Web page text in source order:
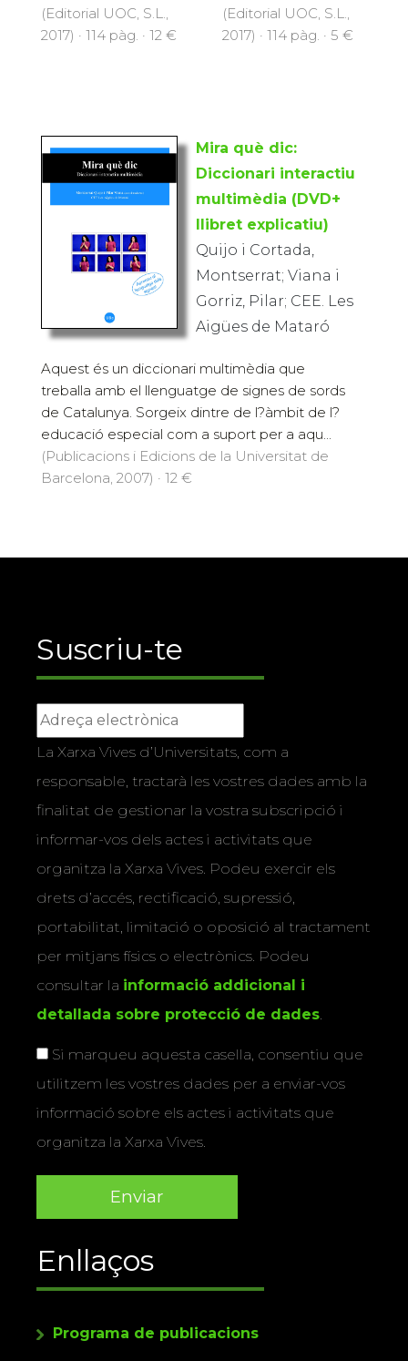
(Editorial UOC, S.L.,
2017) · 114 pàg. · 12 €
(Editorial UOC, S.L.,
2017) · 114 pàg. · 5 €
Mira què dic:
Diccionari interactiu
multimèdia (DVD+
llibret explicatiu)
Quijo i Cortada,
Montserrat; Viana i
Gorriz, Pilar; CEE. Les
Aigües de Mataró
Aquest és un diccionari multimèdia que
treballa amb el llenguatge de signes de sords
de Catalunya. Sorgeix dintre de l?àmbit de l?
educació especial com a suport per a aqu...
(Publicacions i Edicions de la Universitat de
Barcelona, 2007) · 12 €
Suscriu-te
La Xarxa Vives d’Universitats, com a
responsable, tractarà les vostres dades amb la
finalitat de gestionar la vostra subscripció i
informar-vos dels actes i activitats que
organitza la Xarxa Vives. Podeu exercir els
drets d’accés, rectificació, supressió,
portabilitat, limitació o oposició al tractament
per mitjans físics o electrònics. Podeu
consultar la informació addicional i
detallada sobre protecció de dades.
Si marqueu aquesta casella, consentiu que
utilitzem les vostres dades per a enviar-vos
informació sobre els actes i activitats que
organitza la Xarxa Vives.
Enllaços
Programa de publicacions